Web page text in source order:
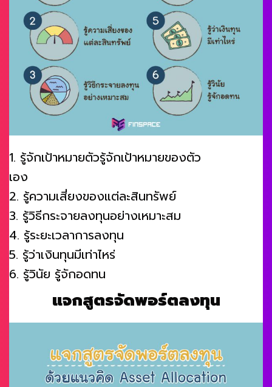
1. รู้จักเป้าหมายตัวรู้จักเป้าหมายของตัว
เอง
2. รู้ความเสี่ยงของแต่ละสินทรัพย์
3. รู้วิธีกระจายลงทุนอย่างเหมาะสม
4. รู้ระยะเวลาการลงทุน
5. รู้ว่าเงินทุนมีเท่าไหร่
6. รู้วินัย รู้จักอดทน
แจกสูตรจัดพอร์ตลงทุน